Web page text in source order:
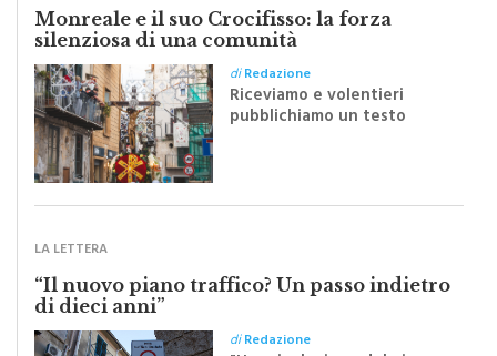
IL TESTO
Monreale e il suo Crocifisso: la forza
silenziosa di una comunità
diRedazione
Riceviamo e volentieri
Sapienza all'indomani della
LA LETTERA
“Il nuovo piano traffico? Un passo indietro
di dieci anni”